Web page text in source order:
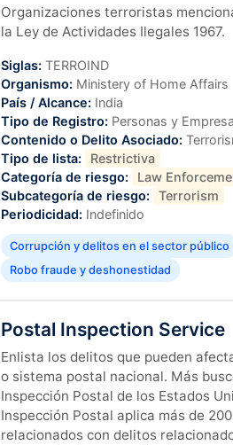
Organizaciones terroristas
la Ley de Actividades Ilegales 1967.
Siglas: TERROIND
Organismo: Ministery of Home Affairs
País / Alcance: India
Tipo de Registro: Personas y
Contenido o Delito Asociado:
Tipo de lista:
Restrictiva
Categoría de riesgo:
Law
Subcategoría de riesgo: Terrorism
Periodicidad: Indefinido
Corrupción y delitos en el sector público
Robo fraude y deshonestidad
Postal Inspection Service
Enlista los delitos que pueden
o sistema postal nacional. Más
Inspección Postal de los Estados
Inspección Postal aplica más de
relacionados con delitos